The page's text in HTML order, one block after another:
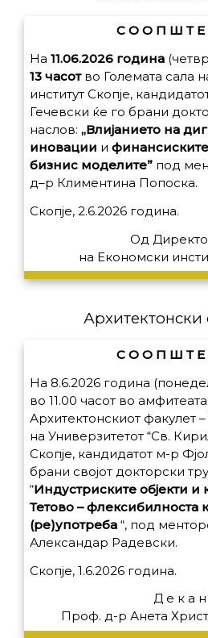
С О О П Ш Т Е
На 11.06.2026 година (
13 часот во Големата сала
институт Скопје,
Гечевски ќе го брани
наслов: „Влијанието на
иновации и
бизнис моделите” под
д–р Климентина Попоска.
Скопје, 2.6.2026 година.
Од
на Економски
Архитектонски
С О О П Ш Т Е
На 8.6.2026 година
во 11.00 часот во
Архитектонскиот факулет
на Универзитетот “Св.
Скопје, кандидатот м-р
брани својот докторски
“Индустриските објекти
Тетово – флексибилноста
(ре)употреба “, под
Александар Радевски.
Скопје, 1.6.2026 година.
Д е к а н
Проф. д-р Анета